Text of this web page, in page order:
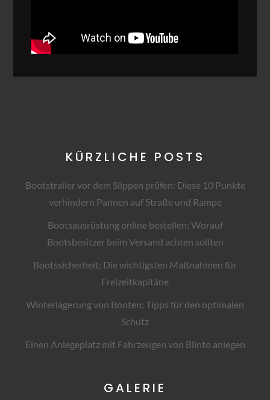
KÜRZLICHE POSTS
Bootstrailer vor dem Slippen prüfen: Diese 10 Punkte
verhindern Pannen auf Straße und Rampe
Bootsausrüstung online bestellen: Worauf
Bootsbesitzer beim Versand achten sollten
Bootssicherheit: Die wichtigsten Maßnahmen für
Freizeitkapitäne
Winterlagerung von Booten: Tipps für den optimalen
Schutz
Einen Anlegeplatz mit Fahrzeugen von Blinto anlegen
GALERIE